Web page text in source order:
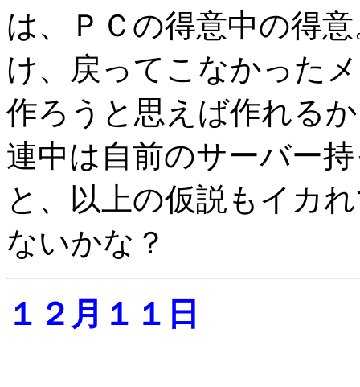
は、ＰＣの得意中の得
け、戻ってこなかった
作ろうと思えば作れる
連中は自前のサーバー
と、以上の仮説もイカ
ないかな？
１２月１１日